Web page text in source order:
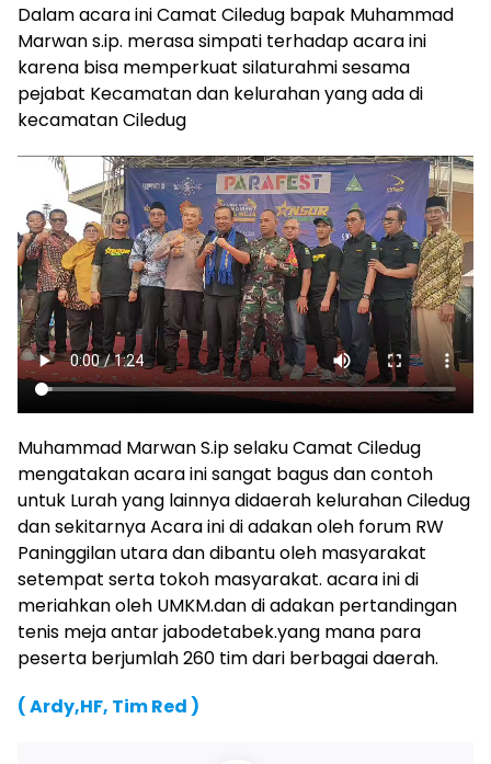
Dalam acara ini Camat Ciledug bapak Muhammad
Marwan s.ip. merasa simpati terhadap acara ini
karena bisa memperkuat silaturahmi sesama
pejabat Kecamatan dan kelurahan yang ada di
kecamatan Ciledug
Muhammad Marwan S.ip selaku Camat Ciledug
mengatakan acara ini sangat bagus dan contoh
untuk Lurah yang lainnya didaerah kelurahan Ciledug
dan sekitarnya Acara ini di adakan oleh forum RW
Paninggilan utara dan dibantu oleh masyarakat
setempat serta tokoh masyarakat. acara ini di
meriahkan oleh UMKM.dan di adakan pertandingan
tenis meja antar jabodetabek.yang mana para
peserta berjumlah 260 tim dari berbagai daerah.
( Ardy,HF, Tim Red )